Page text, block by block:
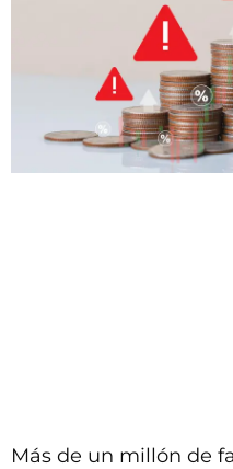
Más de un millón de